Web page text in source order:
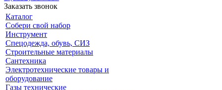
Заказать звонок
Каталог
Собери свой набор
Инструмент
Спецодежда, обувь, СИЗ
Строительные материалы
Сантехника
Электротехнические товары и
оборудование
Газы технические